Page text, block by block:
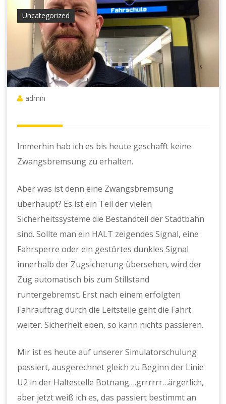
Uncategorized
admin
Immerhin hab ich es bis heute geschafft keine
Zwangsbremsung zu erhalten.
Aber was ist denn eine Zwangsbremsung
überhaupt? Es ist ein Teil der vielen
Sicherheitssysteme die Bestandteil der Stadtbahn
sind. Sollte man ein HALT zeigendes Signal, eine
Fahrsperre oder ein gestörtes dunkles Signal
innerhalb der Zugsicherung übersehen, wird der
Zug automatisch bis zum Stillstand
runtergebremst. Erst nach einem erfolgten
Fahrauftrag durch die Leitstelle geht die Fahrt
weiter. Sicherheit eben, so kann nichts passieren.
Mir ist es heute auf unserer Simulatorschulung
passiert, ausgerechnet gleich zu Beginn der Linie
U2 in der Haltestelle Botnang….grrrrrr…ärgerlich,
aber jetzt weiß ich es, das passiert bestimmt an